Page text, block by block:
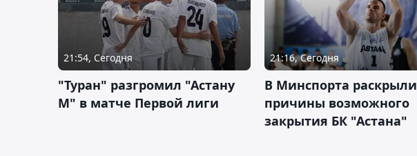
21:54, Сегодня
"Туран" разгромил "Астану
М" в матче Первой лиги
21:16, Сегодня
В Минспорта раскрыли
причины возможного
закрытия БК "Астана"